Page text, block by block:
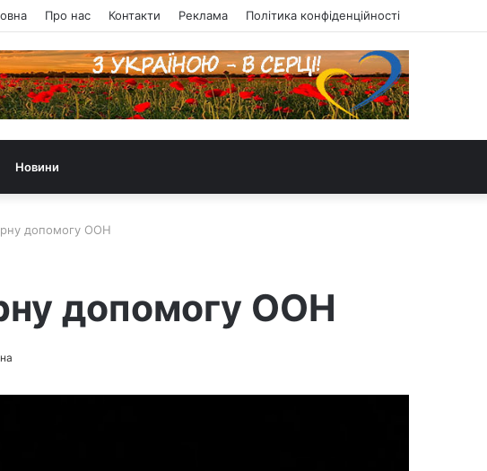
Про нас Контакти Реклама Політика конфіденційності
Новини
допомогу ООН
допомогу ООН